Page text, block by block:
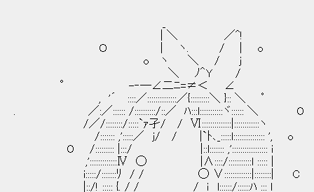
| ＼ ／^!
Ｏ | ヽ. / | o
o ヽ ＼ / j
＼ ﾉ＾Y /
° -‐─∠二ﾆ=≠＜ ∠
, '´ ::::／::::::::::::::／{:::::::::＼ }:: ＼ ﾟ
. ／:／:::::: /::::::::::/::／ ﾊ:::l:::::::::::ヾ:::::: ＼ O
/／/::::::::/:::::`ｧ孑/ / Ⅵ::::::::::::::|::::::::::::ヽ
/::::::: ,':::::／ j/ / |`ﾄ､_:::::l::::::::::::::: ', o
O /::::::::: |:::/ |::l::::::: ,'::::::::::::::::: i
,':::::::::::::Ⅳ ◯ |∧::::/:::::::::::l ::::: | こなち
i:::::/:::::::ﾘ / / ◯ ∨:::::::::::::|::::::::| C やる夫先
|::/! ::::: {. / / / ｉ l::::::/::::::ﾊ ::: l